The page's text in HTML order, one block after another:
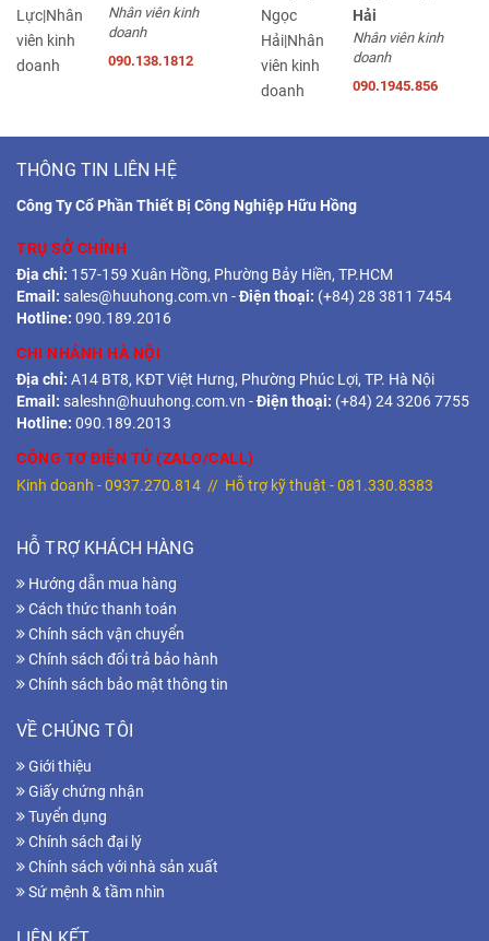
Nhân viên kinh
doanh
090.138.1812
Hải
Nhân viên kinh
doanh
090.1945.856
THÔNG TIN LIÊN HỆ
Công Ty Cổ Phần Thiết Bị Công Nghiệp Hữu Hồng
TRỤ SỞ CHÍNH
Địa chỉ: 157-159 Xuân Hồng, Phường Bảy Hiền, TP.HCM
Email: sales@huuhong.com.vn -Điện thoại: (+84) 28 3811 7454
Hotline: 090.189.2016
CHI NHÁNH HÀ NỘI
Địa chỉ: A14 BT8, KĐT Việt Hưng, Phường Phúc Lợi, TP. Hà Nội
Email: saleshn@huuhong.com.vn -Điện thoại: (+84) 24 3206 7755
Hotline: 090.189.2013
CÔNG TƠ ĐIỆN TỬ (ZALO/CALL)
Kinh doanh -0937.270.814 // Hỗ trợ kỹ thuật -081.330.8383
HỖ TRỢ KHÁCH HÀNG
Hướng dẫn mua hàng
Cách thức thanh toán
Chính sách vận chuyển
Chính sách đổi trả bảo hành
Chính sách bảo mật thông tin
VỀ CHÚNG TÔI
Giới thiệu
Giấy chứng nhận
Tuyển dụng
Chính sách đại lý
Chính sách với nhà sản xuất
Sứ mệnh & tầm nhìn